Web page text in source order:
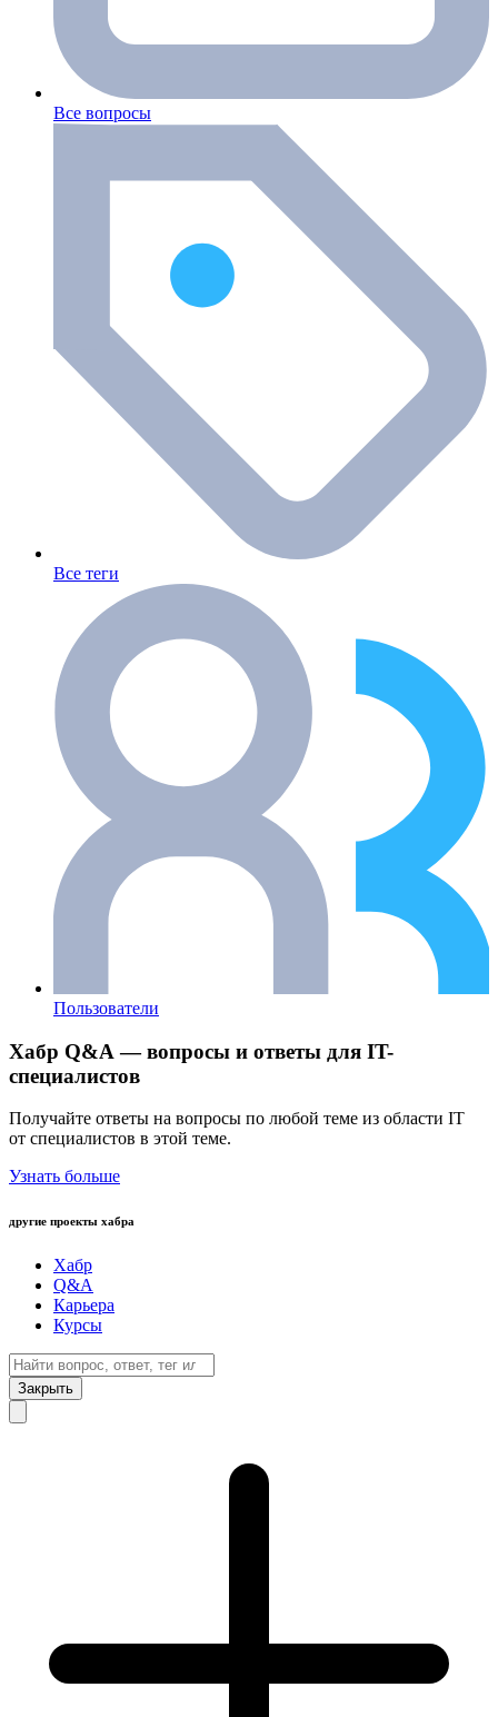
Все вопросы
Все теги
Пользователи
Хабр Q&A — вопросы и ответы для IT-
специалистов
Получайте ответы на вопросы по любой теме из области IT
от специалистов в этой теме.
Узнать больше
другие проекты хабра
Хабр
Q&A
Карьера
Курсы
Закрыть